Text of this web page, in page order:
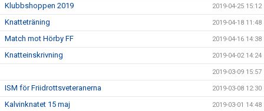
Klubbshoppen 2019 2019-04-25 15:12
Knatteträning 2019-04-18 11:48
Match mot Hörby FF 2019-04-16 14:38
Knatteinskrivning 2019-04-02 14:24
2019-03-09 15:57
ISM för Friidrottsveteranerna 2019-03-08 12:30
Kalvinknatet 15 maj 2019-03-01 14:48